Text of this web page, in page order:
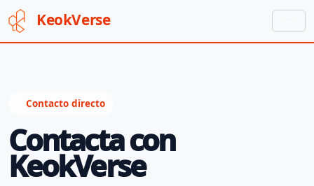
KeokVerse
Contacto directo
Contacta con
KeokVerse